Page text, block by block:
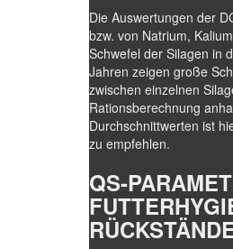
Die Auswertungen der
bzw. von Natrium,
Schwefel der Silagen in
Jahren zeigen große
zwischen einzelnen
Rationsberechnung
Durchschnittwerten ist
zu empfehlen.
QS-